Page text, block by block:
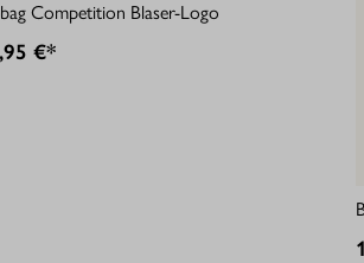
Competition Blaser-Logo
€*